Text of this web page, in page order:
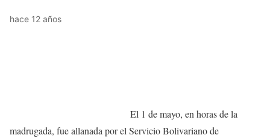
hace 12 años
El 1 de mayo, en horas de la
madrugada, fue allanada por el Servicio Bolivariano de